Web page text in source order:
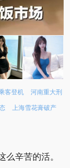
客登机 河南重大刑
上海雪花膏破产
么辛苦的活。